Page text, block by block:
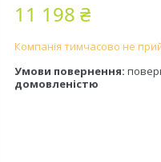
11 198 ₴
Компанія тимчасово не
домовленістю